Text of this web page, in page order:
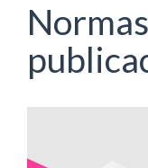
lateral